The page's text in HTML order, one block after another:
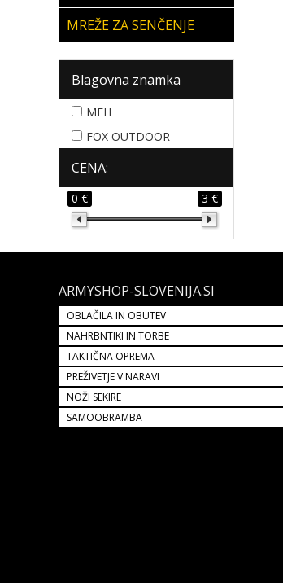
MREŽE ZA SENČENJE
Blagovna znamka
MFH
FOX OUTDOOR
CENA:
0 € 3 €
ARMYSHOP-SLOVENIJA.SI
OBLAČILA IN OBUTEV
NAHRBNTIKI IN TORBE
TAKTIČNA OPREMA
PREŽIVETJE V NARAVI
NOŽI SEKIRE
SAMOOBRAMBA